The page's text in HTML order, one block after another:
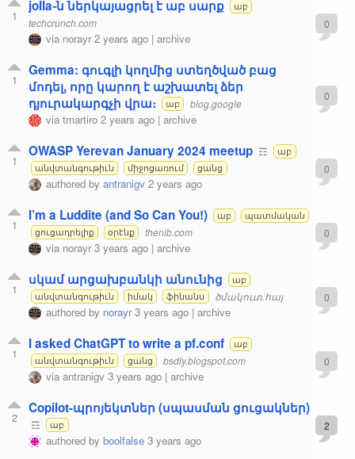
1
jolla֊ն ներկայացրել է աբ սարք աբ
techcrunch.com
via norayr 2 years ago | archive
0
1
Gemma: գուգլի կողմից ստեղծված բաց
մոդել, որը կարող է աշխատել ձեր
դյուրակարգչի վրա։
աբ blog.google
via tmartiro 2 years ago | archive
0
1
OWASP Yerevan January 2024 meetup ☶
աբ
անվտանգութիւն
միջոցառում ցանց
authored by antranigv 2 years ago
0
1
I’m a Luddite (and So Can You!) աբ
պատմական
ցուցադրելիք
օրէնք thenib.com
via norayr 3 years ago | archive
0
1
սկամ արցախբանկի անունից
աբ
անվտանգութիւն
իմակ ֆինանս ծմակուտ.հայ
authored by norayr 3 years ago | archive
0
1
I asked ChatGPT to write a pf.conf
աբ
անվտանգութիւն
ցանց bsdly.blogspot.com
via antranigv 3 years ago | archive
0
2
Copilot-պրոյեկտներ (սպասման ցուցակներ)
☶ աբ
authored by boolfalse 3 years ago
2